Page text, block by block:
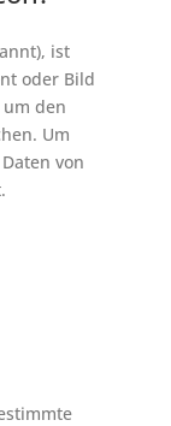
ist
oder Bild
den
Um
von